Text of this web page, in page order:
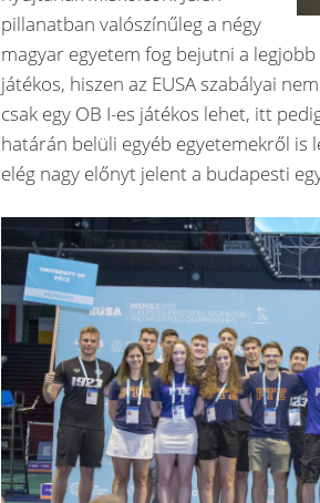
pillanatban valószínűleg a négy
magyar egyetem fog bejutni a
játékos, hiszen az EUSA szabályai
csak egy OB I-es játékos lehet, itt
határán belüli egyéb egyetemekről is
elég nagy előnyt jelent a budapesti